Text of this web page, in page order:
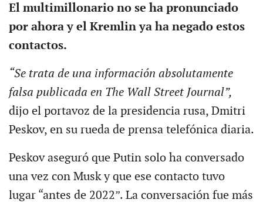
El multimillonario no se ha pronunciado
por ahora y el Kremlin ya ha negado estos
contactos.
“Se trata de una información absolutamente
falsa publicada en The Wall Street Journal”,
dijo el portavoz de la presidencia rusa, Dmitri
Peskov, en su rueda de prensa telefónica diaria.
Peskov aseguró que Putin solo ha conversado
una vez con Musk y que ese contacto tuvo
lugar “antes de 2022”. La conversación fue más